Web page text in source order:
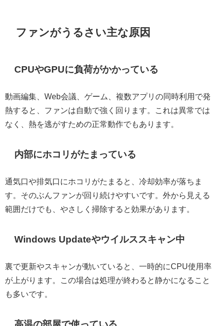
ファンがうるさい主な原因
CPUやGPUに負荷がかかっている
動画編集、Web会議、ゲーム、複数アプリの同時利用で発
熱すると、ファンは自動で強く回ります。これは異常では
なく、熱を逃がすための正常動作でもあります。
内部にホコリがたまっている
通気口や排気口にホコリがたまると、冷却効率が落ちま
す。そのぶんファンが回り続けやすいです。外から見える
範囲だけでも、やさしく掃除すると効果があります。
Windows Updateやウイルススキャン中
裏で更新やスキャンが動いていると、一時的にCPU使用率
が上がります。この場合は処理が終わると静かになること
も多いです。